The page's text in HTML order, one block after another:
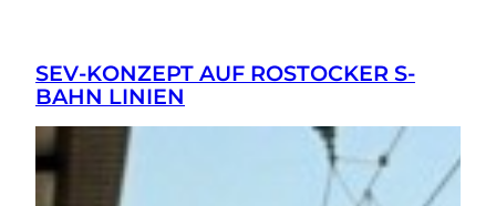
SEV-KONZEPT AUF ROSTOCKER S-
BAHN LINIEN